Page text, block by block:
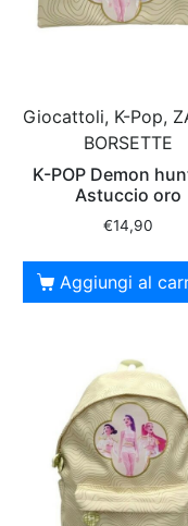
Giocattoli, K-Pop,
BORSETTE
K-POP Demon
Astuccio oro
€14,90
Aggiungi al